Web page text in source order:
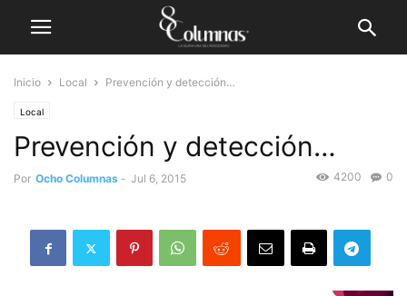
Inicio Local Prevención y detección…
Local
Prevención y detección…
Por Ocho Columnas - Jul 6, 2015 0
4200